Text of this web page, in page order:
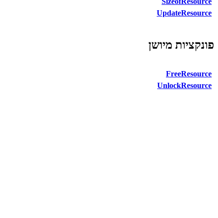
UpdateResource
פונקציות מיושן
FreeResource
UnlockResource